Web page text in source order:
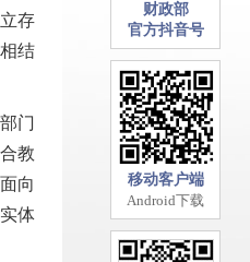
存
结
门
教
向
体
财政部
官方抖音号
移动客户端
Android下载